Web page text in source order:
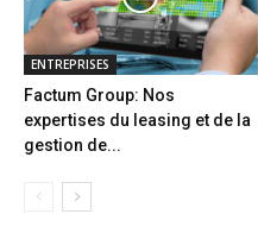
ENTREPRISES
Factum Group: Nos
expertises du leasing et de la
gestion de...